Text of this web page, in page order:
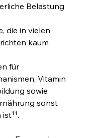
Belastung
die in vielen
kaum
für
Vitamin
sowie
sonst